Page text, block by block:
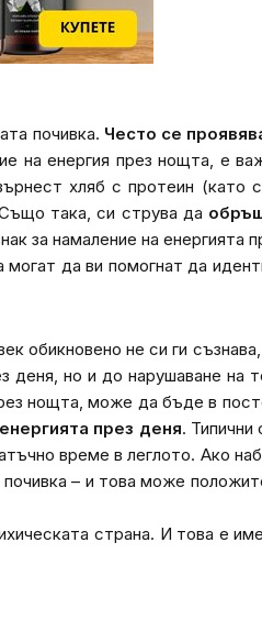
почивка. Често се
на енергия през нощта, е
хляб с протеин (като
така, си струва да
за намаление на енергията
могат да ви помогнат да
обикновено не си ги
но и до нарушаване на
нощта, може да бъде в
през деня.
време в леглото. Ако
– и това може
страна. И това е